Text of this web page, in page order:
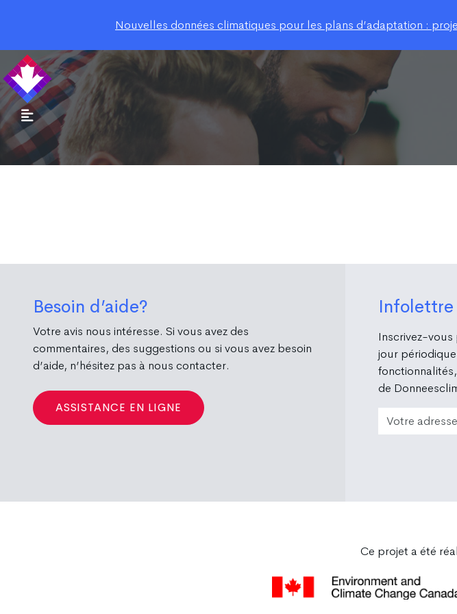
Nouvelles données climatiques pour les plans d’adaptation :
Besoin d’aide?
Votre avis nous intéresse. Si vous avez des
commentaires, des suggestions ou si vous avez besoin
d’aide, n’hésitez pas à nous contacter.
ASSISTANCE EN LIGNE
Infolettre
Inscrivez-vous
jour
de
Email Address
Ce projet a été